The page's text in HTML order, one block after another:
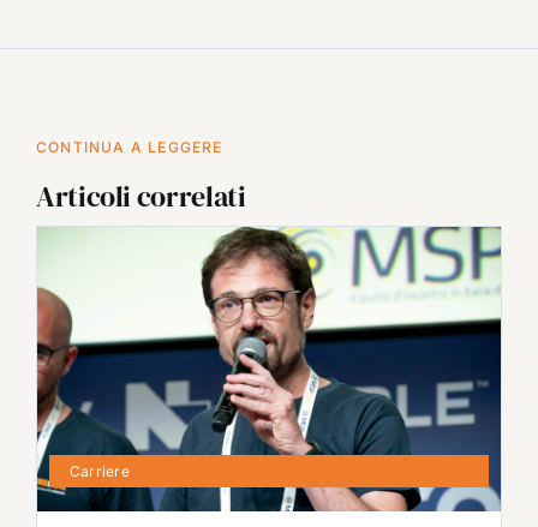
CONTINUA A LEGGERE
Articoli correlati
Carriere